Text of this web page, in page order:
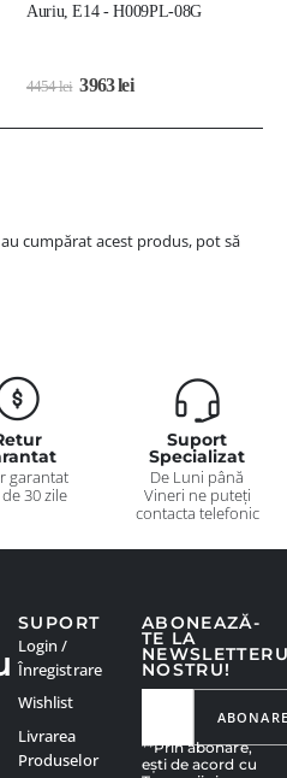
Auriu, E14 - H009PL-08G
4454lei 3963lei
cumpărat acest produs, pot să
garantat
30 zile
Suport
Specializat
De Luni până
Vineri ne puteți
contacta telefonic
ABONEAZĂ-
TE LA
NOSTRU!
**Prin abonare,
ești de acord cu
SUPORT
Login /
Înregistrare
Wishlist
Livrarea
Produselor